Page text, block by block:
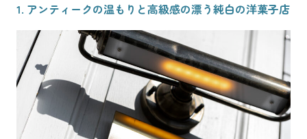
1. アンティークの温もりと高級感の漂う純白の洋菓子店